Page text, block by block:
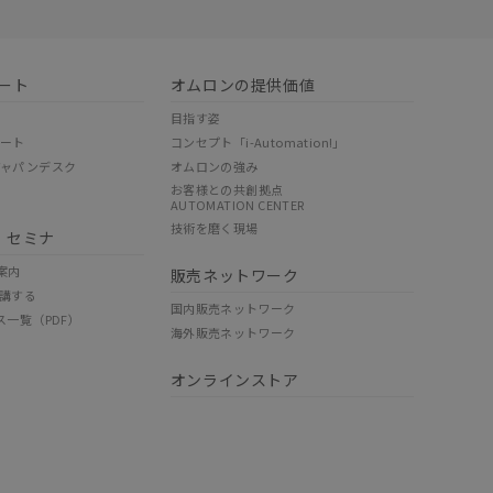
ト
ト
パンデスク
セミナ
内
する
覧（PDF）
オムロンの提供価値
目指す姿
コンセプト「i-Automation!」
オムロンの強み
お客様との共創拠点
AUTOMATION CENTER
技術を磨く現場
販売ネットワーク
国内販売ネットワーク
海外販売ネットワーク
オンラインストア